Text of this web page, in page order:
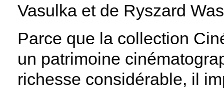
Vasulka et de Ryszard
Parce que la collection
un patrimoine
richesse considérable, il